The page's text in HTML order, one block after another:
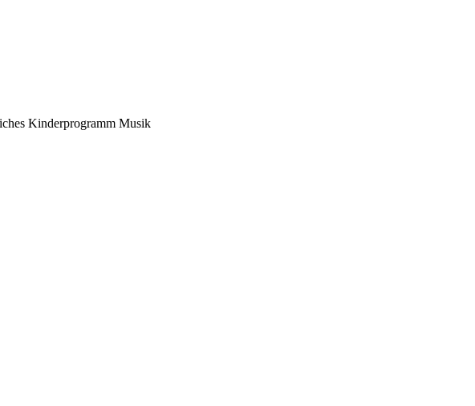
Kinderprogramm Musik